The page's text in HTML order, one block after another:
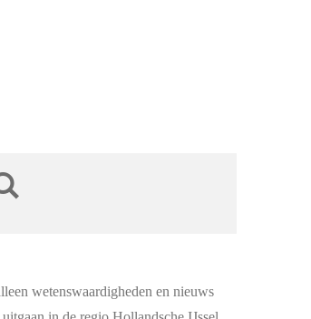
wetenswaardigheden en nieuws